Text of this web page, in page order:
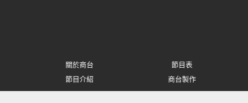
關於商台 節目表
節目介紹
商台製作